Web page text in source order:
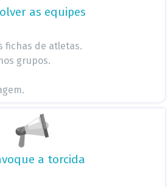
as equipes
fichas de atletas.
grupos.
a torcida